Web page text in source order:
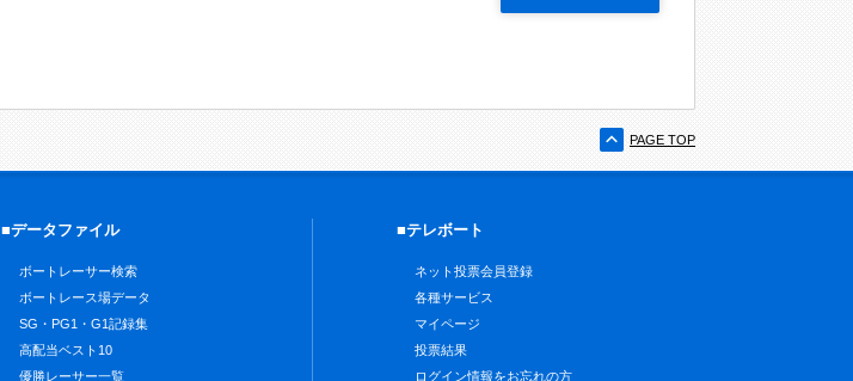
PAGE TOP
■データファイル
ボートレーサー検索
ボートレース場データ
SG・PG1・G1記録集
高配当ベスト10
優勝レーサー一覧
■テレボート
ネット投票会員登録
各種サービス
マイページ
投票結果
ログイン情報をお忘れの方